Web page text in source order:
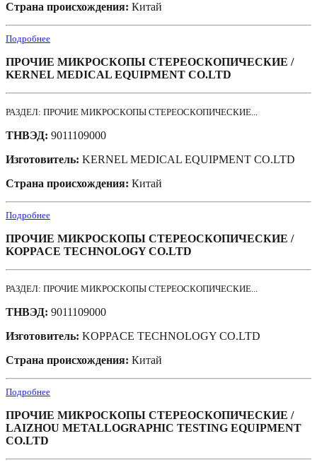
Страна происхождения: Китай
Подробнее
ПРОЧИЕ МИКРОСКОПЫ СТЕРЕОСКОПИЧЕСКИЕ /
KERNEL MEDICAL EQUIPMENT CO.LTD
РАЗДЕЛ: ПРОЧИЕ МИКРОСКОПЫ СТЕРЕОСКОПИЧЕСКИЕ...
ТНВЭД: 9011109000
Изготовитель: KERNEL MEDICAL EQUIPMENT CO.LTD
Страна происхождения: Китай
Подробнее
ПРОЧИЕ МИКРОСКОПЫ СТЕРЕОСКОПИЧЕСКИЕ /
KOPPACE TECHNOLOGY CO.LTD
РАЗДЕЛ: ПРОЧИЕ МИКРОСКОПЫ СТЕРЕОСКОПИЧЕСКИЕ...
ТНВЭД: 9011109000
Изготовитель: KOPPACE TECHNOLOGY CO.LTD
Страна происхождения: Китай
Подробнее
ПРОЧИЕ МИКРОСКОПЫ СТЕРЕОСКОПИЧЕСКИЕ /
LAIZHOU METALLOGRAPHIC TESTING EQUIPMENT
CO.LTD